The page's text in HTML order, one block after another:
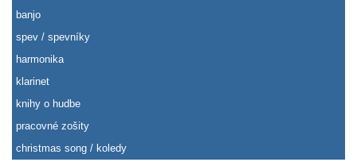
banjo
spev / spevníky
harmonika
klarinet
knihy o hudbe
pracovné zošity
christmas song / koledy